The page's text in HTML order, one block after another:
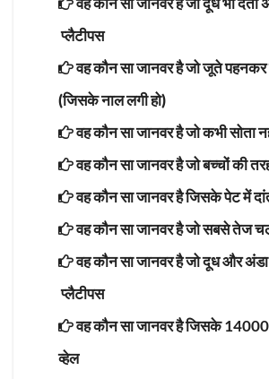
प्लैटीपस
वह कौन सा जानवर है जो जूते पहनकर
(जिसके नाल लगी हो)
वह कौन सा जानवर है जो कभी सोता
वह कौन सा जानवर है जो बच्चों की
वह कौन सा जानवर है जिसके पेट में
वह कौन सा जानवर है जो सबसे तेज
वह कौन सा जानवर है जो दूध और अंडा
प्लैटीपस
वह कौन सा जानवर है जिसके 14000
व्हेल